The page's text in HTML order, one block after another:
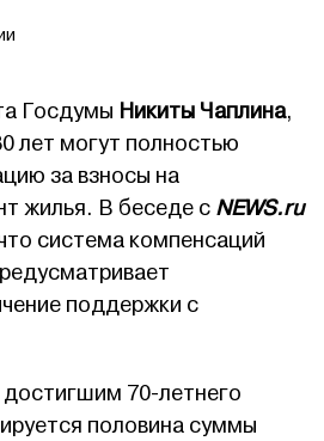
Госдумы Никиты Чаплина,
лет могут полностью
за взносы на
жилья. В беседе с NEWS.ru
система компенсаций
поддержки с
70-летнего
половина суммы